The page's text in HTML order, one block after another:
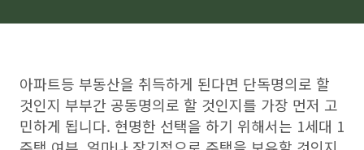
아파트등 부동산을 취득하게 된다면 단독명의로 할
것인지 부부간 공동명의로 할 것인지를 가장 먼저 고
민하게 됩니다. 현명한 선택을 하기 위해서는 1세대 1